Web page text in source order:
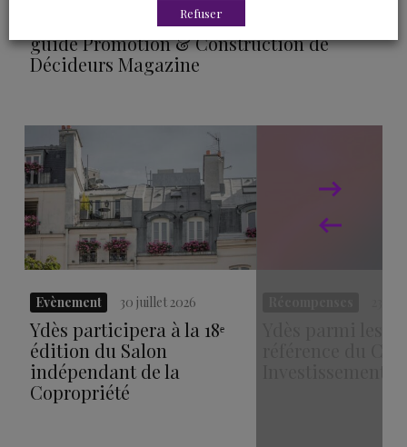
Ydès distingué dans l’édition 2026 du
guide Promotion & Construction de
Décideurs Magazine
Evènement 30 juillet 2026
Ydès participera à la 18ᵉ
édition du Salon
indépendant de la
Copropriété
Refuser